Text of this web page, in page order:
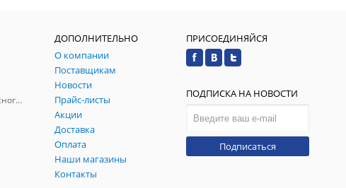
Комплектующие для насосного оборудования
ДОПОЛНИТЕЛЬНО
О компании
Поставщикам
Новости
Прайс-листы
Акции
Доставка
Оплата
Наши магазины
Контакты
ПРИСОЕДИНЯЙСЯ
ПОДПИСКА НА НОВОСТИ
Подписаться